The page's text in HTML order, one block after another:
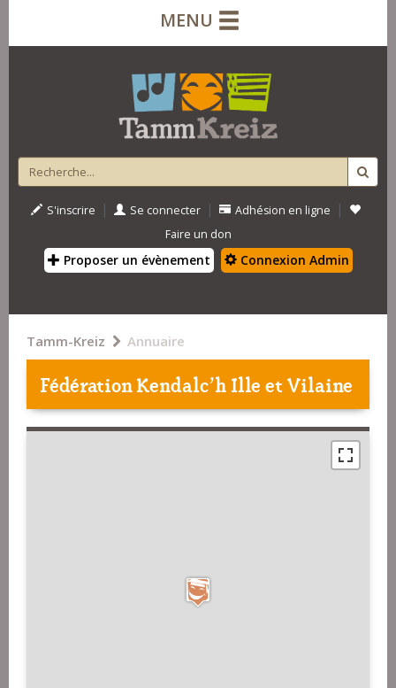
MENU
S'inscrire | Se connecter | Adhésion en ligne |
Faire un don
Proposer un évènement Connexion Admin
Tamm-Kreiz Annuaire
Fédération Kendalc'h Ille et Vilaine